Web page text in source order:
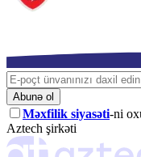
Abunə ol
Məxfilik siyasəti-ni
Aztech şirkəti